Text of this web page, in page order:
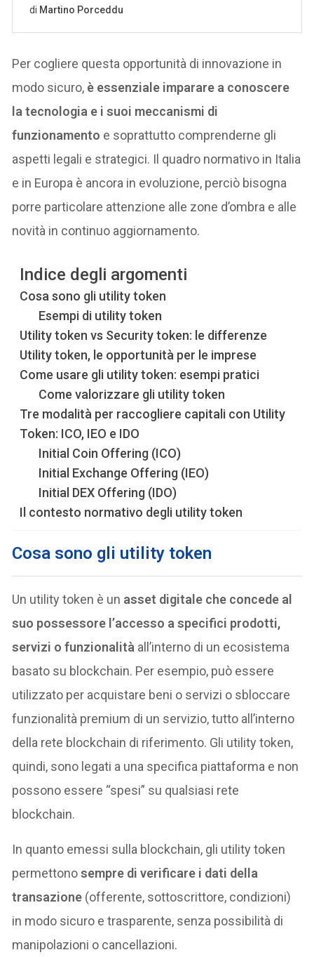
Per cogliere questa opportunità di innovazione in
modo sicuro, è essenziale imparare a conoscere
la tecnologia e i suoi meccanismi di
funzionamento e soprattutto comprenderne gli
aspetti legali e strategici. Il quadro normativo in Italia
e in Europa è ancora in evoluzione, perciò bisogna
porre particolare attenzione alle zone d’ombra e alle
novità in continuo aggiornamento.
Indice degli argomenti
Cosa sono gli utility token
Esempi di utility token
Utility token vs Security token: le differenze
Utility token, le opportunità per le imprese
Come usare gli utility token: esempi pratici
Come valorizzare gli utility token
Tre modalità per raccogliere capitali con Utility
Token: ICO, IEO e IDO
Initial Coin Offering (ICO)
Initial Exchange Offering (IEO)
Initial DEX Offering (IDO)
Il contesto normativo degli utility token
Cosa sono gli utility token
Un utility token è un asset digitale che concede al
suo possessore l’accesso a specifici prodotti,
servizi o funzionalità all’interno di un ecosistema
basato su blockchain. Per esempio, può essere
utilizzato per acquistare beni o servizi o sbloccare
funzionalità premium di un servizio, tutto all’interno
della rete blockchain di riferimento. Gli utility token,
quindi, sono legati a una specifica piattaforma e non
possono essere “spesi” su qualsiasi rete
blockchain.
In quanto emessi sulla blockchain, gli utility token
permettonosempre di verificare i dati della
transazione (offerente, sottoscrittore, condizioni)
in modo sicuro e trasparente, senza possibilità di
manipolazioni o cancellazioni.